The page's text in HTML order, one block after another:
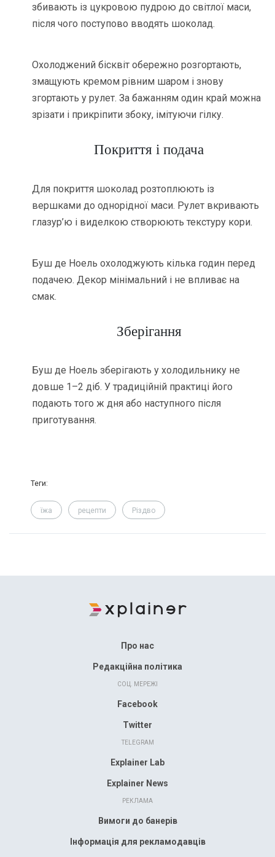
збивають із цукровою пудрою до світлої маси,
після чого поступово вводять шоколад.
Охолоджений бісквіт обережно розгортають,
змащують кремом рівним шаром і знову
згортають у рулет. За бажанням один край можна
зрізати і прикріпити збоку, імітуючи гілку.
Покриття і подача
Для покриття шоколад розтоплюють із
вершками до однорідної маси. Рулет вкривають
глазур’ю і виделкою створюють текстуру кори.
Буш де Ноель охолоджують кілька годин перед
подачею. Декор мінімальний і не впливає на
смак.
Зберігання
Буш де Ноель зберігають у холодильнику не
довше 1–2 діб. У традиційній практиці його
подають того ж дня або наступного після
приготування.
Теги:
їжа рецепти Різдво
Про нас
Редакційна політика
СОЦ. МЕРЕЖІ
Facebook
Twitter
TELEGRAM
Explainer Lab
Explainer News
РЕКЛАМА
Вимоги до банерів
Інформація для рекламодавців